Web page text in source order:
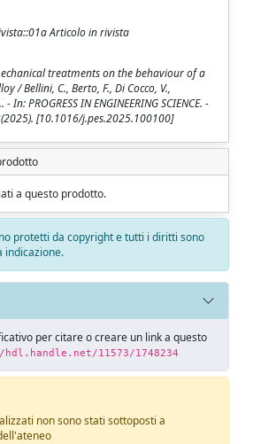
Articolo in rivista
treatments on the behaviour of a
/ Bellini, C., Berto, F., Di Cocco, V.,
In: PROGRESS IN ENGINEERING SCIENCE. -
[10.1016/j.pes.2025.100100]
a questo prodotto.
protetti da copyright e tutti i diritti sono
indicazione.
per citare o creare un link a questo
11573/1748234
non sono stati sottoposti a